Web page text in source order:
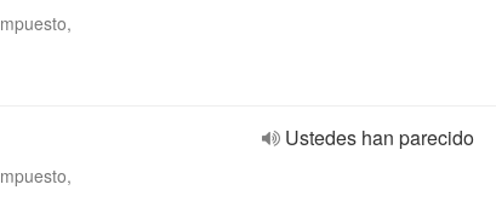
Ustedes han parecido